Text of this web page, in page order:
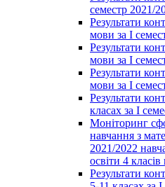
семестр 2021/
Результати
мови за І
Результати
мови за І
Результати
мови за І
Результати
класах за І
Моніторинг
навчання з
2021/2022
освіти 4 класів
Результати